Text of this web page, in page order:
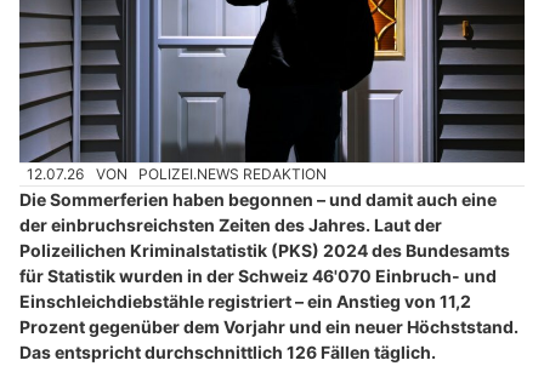
12.07.26 VON POLIZEI.NEWS REDAKTION
Die Sommerferien haben begonnen – und damit auch eine
der einbruchsreichsten Zeiten des Jahres. Laut der
Polizeilichen Kriminalstatistik (PKS) 2024 des Bundesamts
für Statistik wurden in der Schweiz 46'070 Einbruch- und
Einschleichdiebstähle registriert – ein Anstieg von 11,2
Prozent gegenüber dem Vorjahr und ein neuer Höchststand.
Das entspricht durchschnittlich 126 Fällen täglich.